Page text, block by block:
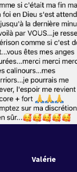
Valérie